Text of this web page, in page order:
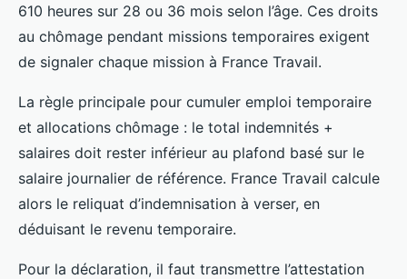
610 heures sur 28 ou 36 mois selon l’âge. Ces droits
au chômage pendant missions temporaires exigent
de signaler chaque mission à France Travail.
La règle principale pour cumuler emploi temporaire
et allocations chômage : le total indemnités +
salaires doit rester inférieur au plafond basé sur le
salaire journalier de référence. France Travail calcule
alors le reliquat d’indemnisation à verser, en
déduisant le revenu temporaire.
Pour la déclaration, il faut transmettre l’attestation